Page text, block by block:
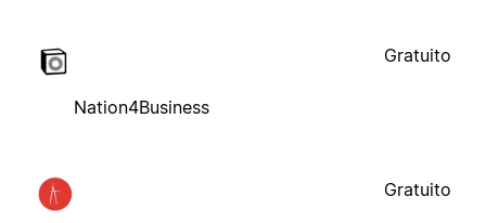
Nation4Business
Gratuito
Gratuito